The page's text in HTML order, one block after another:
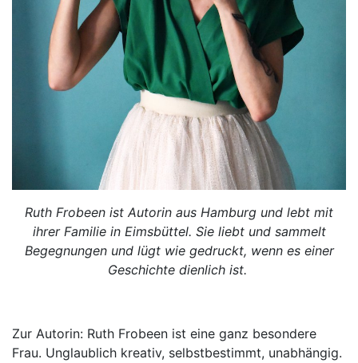
Ruth Frobeen ist Autorin aus Hamburg und lebt mit
ihrer Familie in Eimsbüttel. Sie liebt und sammelt
Begegnungen und lügt wie gedruckt, wenn es einer
Geschichte dienlich ist.
Zur Autorin: Ruth Frobeen ist eine ganz besondere
Frau. Unglaublich kreativ, selbstbestimmt, unabhängig.